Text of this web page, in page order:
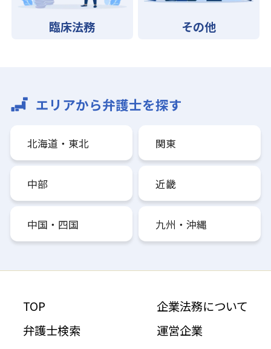
臨床法務 その他
エリアから弁護士を探す
北海道・東北 関東
中部 近畿
中国・四国 九州・沖縄
TOP
弁護士検索
企業法務について
運営企業